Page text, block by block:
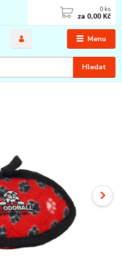
Menu
Hledat
0 ks
za 0,00 Kč